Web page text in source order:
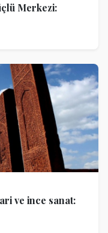
Merkezi:
ve ince sanat: